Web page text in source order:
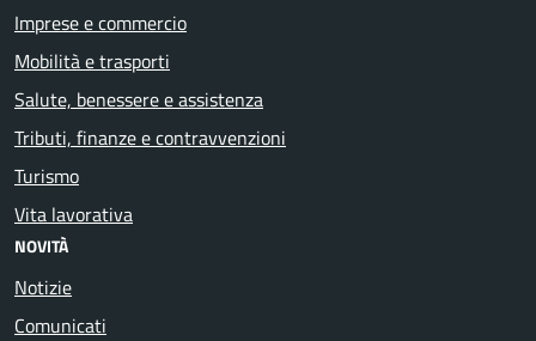
Imprese e commercio
Mobilità e trasporti
Salute, benessere e assistenza
Tributi, finanze e contravvenzioni
Turismo
Vita lavorativa
NOVITÀ
Notizie
Comunicati